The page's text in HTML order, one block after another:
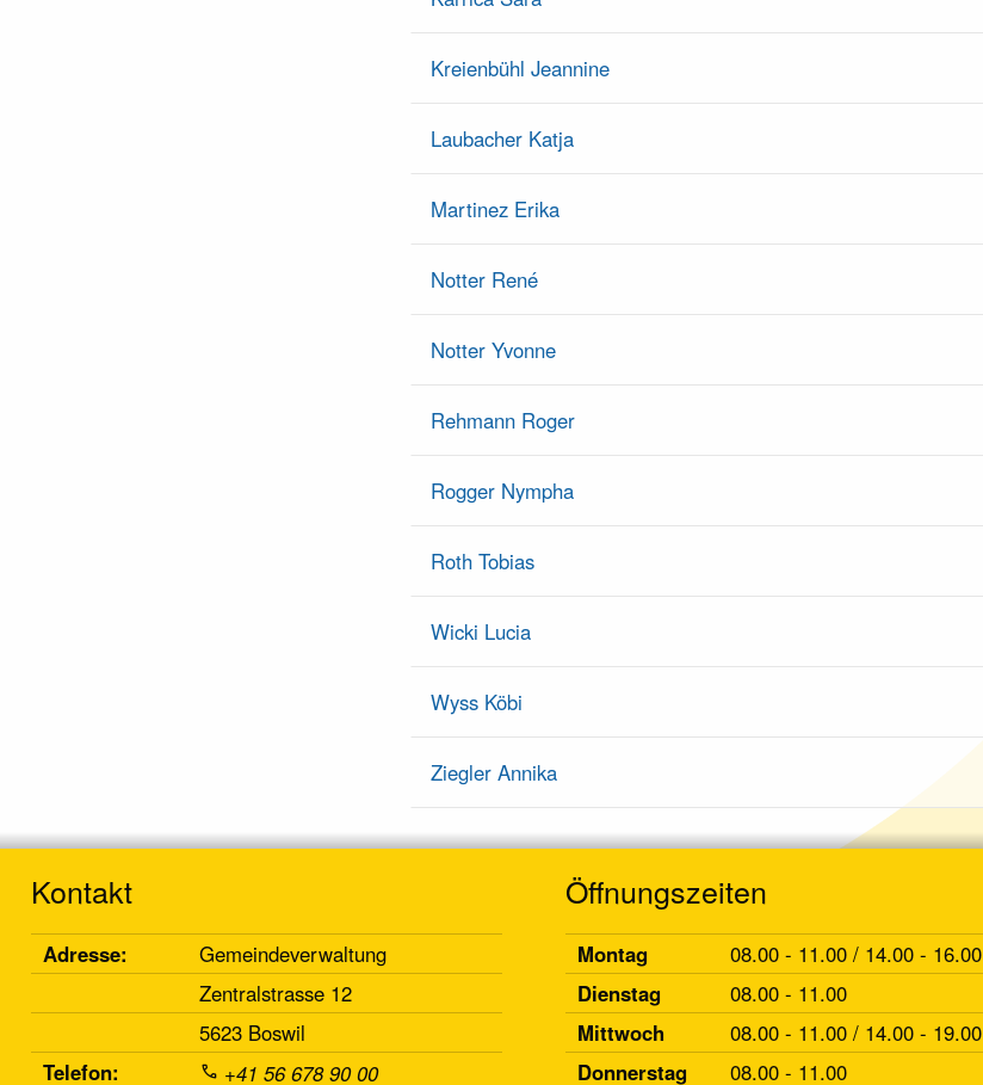
Kreienbühl Jeannine
Laubacher Katja
Martinez Erika
Notter René
Notter Yvonne
Rehmann Roger
Rogger Nympha
Roth Tobias
Wicki Lucia
Wyss Köbi
Ziegler Annika
Kontakt
Adresse:
Gemeindeverwaltung
Zentralstrasse 12
5623 Boswil
Telefon:
+41 56 678 90 00
Öffnungszeiten
Montag
08.00 - 11.00 / 14.00 - 16.00
Dienstag
08.00 - 11.00
Mittwoch
08.00 - 11.00 / 14.00 - 19.00
Donnerstag
08.00 - 11.00